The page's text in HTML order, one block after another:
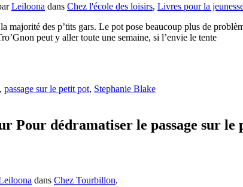
Leiloona dans Chez l'école des loisirs, Livres pour la
majorité des p’tits gars. Le pot pose beaucoup plus de
peut y aller toute une semaine, si l’envie le tente
, passage sur le petit pot, Stephanie Blake
Pour dédramatiser le passage sur
dans Chez Tourbillon.